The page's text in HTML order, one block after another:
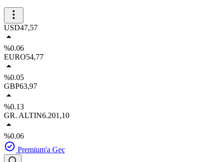
USD47,57
%0.06
EURO54,77
%0.05
GBP63,97
%0.13
GR. ALTIN6.201,10
%0.06
Premium'a Geç